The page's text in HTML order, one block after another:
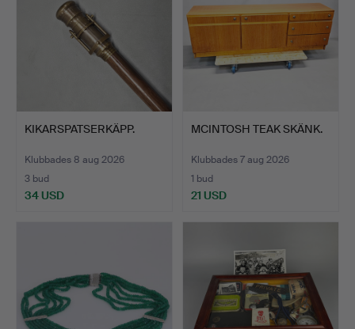
KIKARSPATSERKÄPP.
Klubbades 8 aug 2026
3 bud
34 USD
MCINTOSH TEAK SKÄNK.
Klubbades 7 aug 2026
1 bud
21 USD